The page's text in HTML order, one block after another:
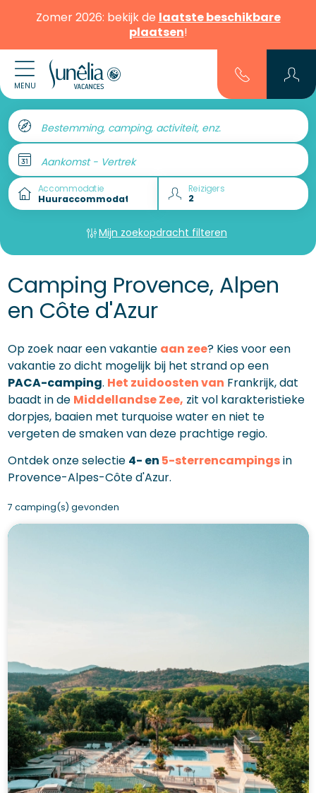
Zomer 2026: bekijk de laatste beschikbare
plaatsen!
MENU
Bestemming, camping, activiteit, enz.
Aankomst - Vertrek
Accommodatie Reizigers
Mijn zoekopdracht filteren
Camping Provence, Alpen
en Côte d'Azur
Op zoek naar een vakantie aan zee? Kies voor een
vakantie zo dicht mogelijk bij het strand op een
PACA-camping. Het zuidoosten van Frankrijk, dat
baadt in de Middellandse Zee, zit vol karakteristieke
dorpjes, baaien met turquoise water en niet te
vergeten de smaken van deze prachtige regio.
Ontdek onze selectie 4- en 5-sterrencampingsin
Provence-Alpes-Côte d'Azur.
7 camping(s) gevonden